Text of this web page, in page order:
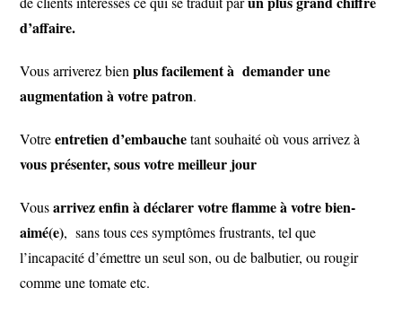
d’affaire.
Vous arriverez bienplus facilement à demander une
augmentation à votre patron.
Votreentretien d’embauchetant souhaité où vous arrivez à
vous présenter, sous votre meilleur jour
Vousarrivez enfin à déclarer votre flamme à votre bien-
aimé(e), sans tous ces symptômes frustrants, tel que
l’incapacité d’émettre un seul son, ou de balbutier, ou rougir
comme une tomate etc.